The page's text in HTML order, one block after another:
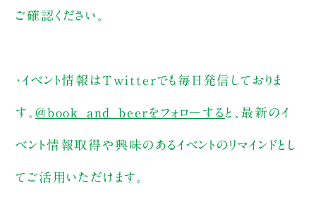
ご確認ください。
・イベント情報はTwitterでも毎日発信しておりま
す。 @book_and_beerをフォローする と、最新のイ
ベント情報取得や興味のあるイベントのリマインドとし
てご活用いただけます。